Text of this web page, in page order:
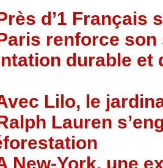
d’1 Français
renforce
durable et
Lilo, le
Lauren
New-York, une